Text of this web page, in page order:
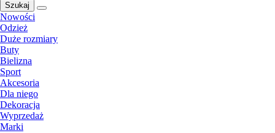
Szukaj
Nowości
Odzież
Duże rozmiary
Buty
Bielizna
Sport
Akcesoria
Dla niego
Dekoracja
Wyprzedaż
Marki